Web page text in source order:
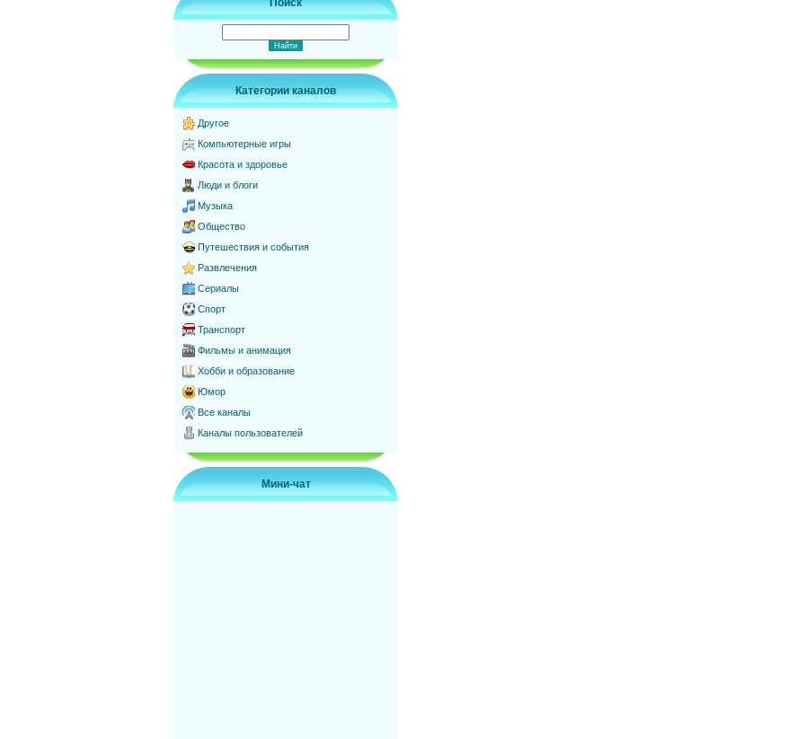
Поиск
Категории каналов
Другое
Компьютерные игры
Красота и здоровье
Люди и блоги
Музыка
Общество
Путешествия и события
Развлечения
Сериалы
Спорт
Транспорт
Фильмы и анимация
Хобби и образование
Юмор
Все каналы
Каналы пользователей
Мини-чат